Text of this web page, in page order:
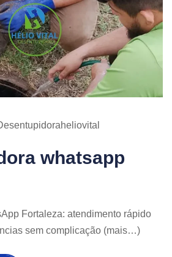
whatsapp
Fortaleza: atendimento rápido
sem complicação (mais…)